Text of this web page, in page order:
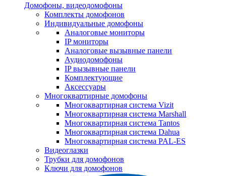
Домофоны, видеодомофоны
Комплекты домофонов
Индивидуальные домофоны
Аналоговые мониторы
IP мониторы
Аналоговые вызывные панели
Аудиодомофоны
IP вызывные панели
Комплектующие
Аксессуары
Многоквартирные домофоны
Многоквартирная система Vizit
Многоквартирная система Marshall
Многоквартирная система Tantos
Многоквартирная система Dahua
Многоквартирная система PAL-ES
Видеоглазки
Трубки для домофонов
Ключи для домофонов